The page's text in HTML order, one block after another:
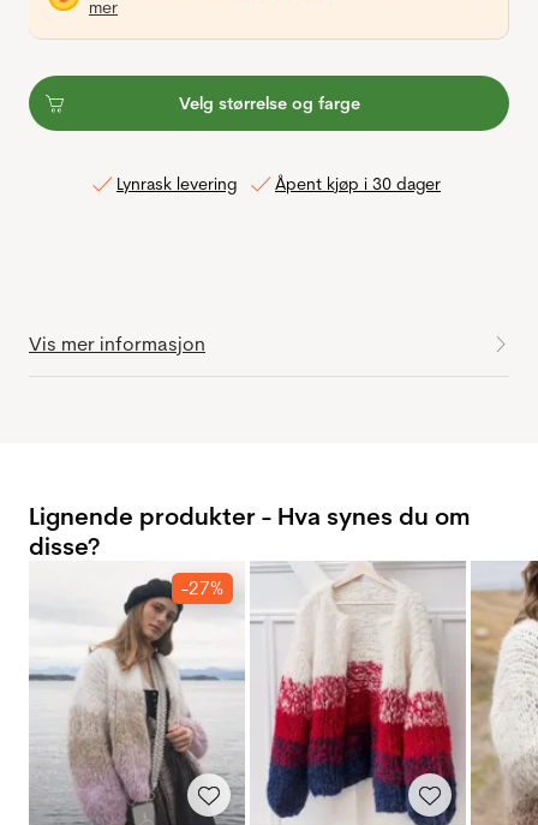
mer
Velg størrelse og farge
Lynrask levering Åpent kjøp i 30 dager
Vis mer informasjon
Lignende produkter - Hva synes du om
disse?
-27%